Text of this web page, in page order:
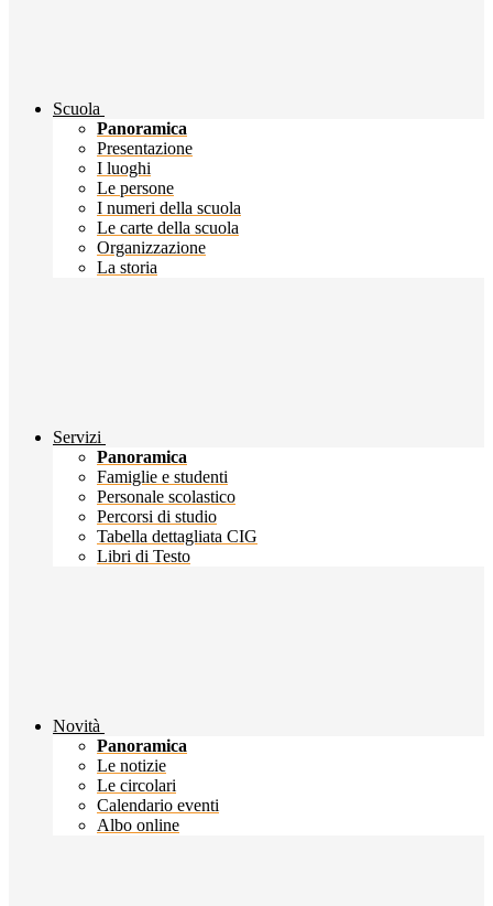
Scuola
Panoramica
Presentazione
I luoghi
Le persone
I numeri della scuola
Le carte della scuola
Organizzazione
La storia
Servizi
Panoramica
Famiglie e studenti
Personale scolastico
Percorsi di studio
Tabella dettagliata CIG
Libri di Testo
Novità
Panoramica
Le notizie
Le circolari
Calendario eventi
Albo online